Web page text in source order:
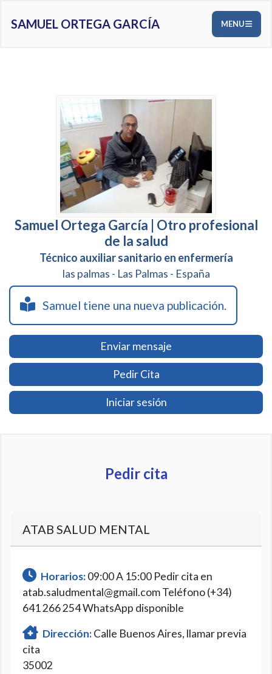
SAMUEL ORTEGA GARCÍA MENU
Samuel Ortega García | Otro profesional
de la salud
Técnico auxiliar sanitario en enfermería
las palmas - Las Palmas - España
Samuel tiene una nueva publicación.
Enviar mensaje
Pedir Cita
Iniciar sesión
Pedir cita
ATAB SALUD MENTAL
Horarios:09:00 A 15:00 Pedir cita en
atab.saludmental@gmail.com Teléfono (+34)
641 266 254 WhatsApp disponible
Dirección:Calle Buenos Aires, llamar previa
cita
35002